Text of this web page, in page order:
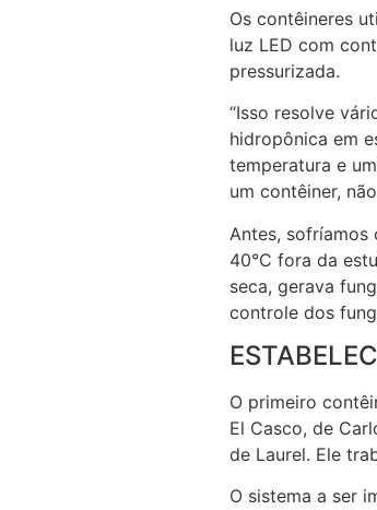
Os contêineres
luz LED com
pressurizada.
“Isso resolve
hidropônica em
temperatura e
um contêiner,
Antes, sofríamos
40°C fora da
seca, gerava
controle dos
O primeiro
El Casco, de
de Laurel. Ele
O sistema a ser